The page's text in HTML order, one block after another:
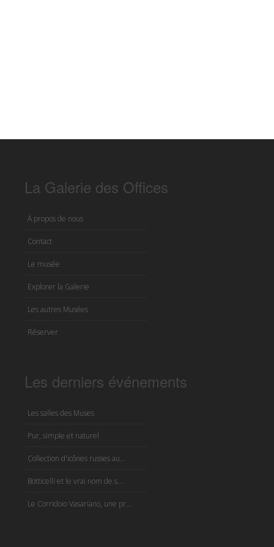
La Galerie des Offices
À propos de nous
Contact
Le musée
Explorer la Galerie
Les autres Musées
Réserver
Les derniers événements
Les salles des Muses
Pur, simple et naturel
Collection d'icônes russes au...
Botticelli et le vrai nom de s...
Le Corridoio Vasariano, une pr...